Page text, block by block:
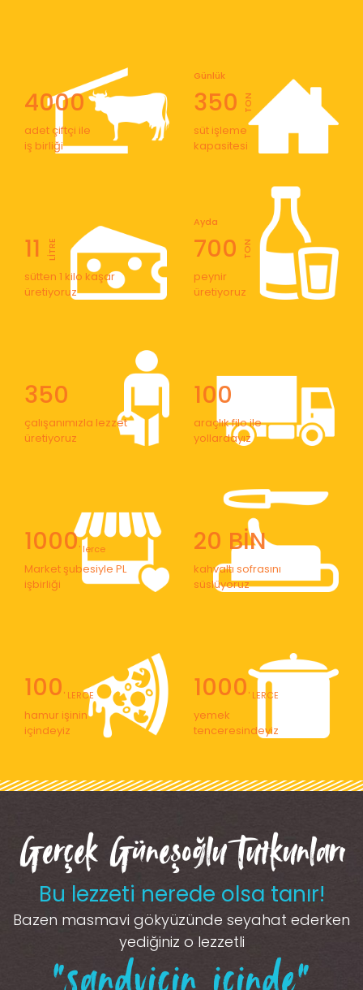
4000
adet çiftçi ile
iş birliği
350
Günlük
TON
süt işleme
kapasitesi
11 LİTRE
sütten 1 kilo kaşar
üretiyoruz
700
Ayda
TON
peynir
üretiyoruz
350
çalışanımızla lezzet
üretiyoruz
100
araçlık filo ile
yollardayız
1000' lerce
Market şubesiyle PL
işbirliği
20 BİN
kahvaltı sofrasını
süslüyoruz
100' LERCE
hamur işinin
içindeyiz
1000' LERCE
yemek
tenceresindeyiz
Gerçek Güneşoğlu Tutkunları
Bu lezzeti nerede olsa tanır!
Bazen masmavi gökyüzünde seyahat ederken
yediğiniz o lezzetli